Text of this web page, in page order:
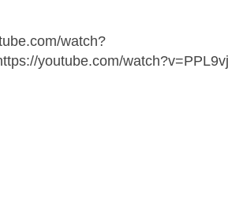
watch?
youtube.com/